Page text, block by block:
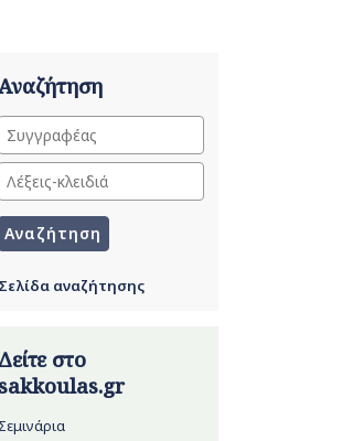
Σελίδα αναζήτησης
Δείτε στο
Σεμινάρια